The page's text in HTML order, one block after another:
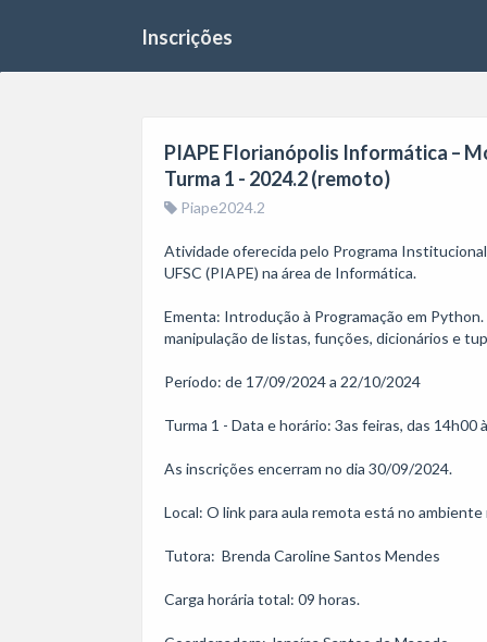
Inscrições
PIAPE Florianópolis Informática –
Turma 1 - 2024.2 (remoto)
Piape2024.2
Atividade oferecida pelo Programa
UFSC (PIAPE) na área de Informática.
Ementa: Introdução à Programação em
manipulação de listas, funções, dicionários e
Período: de 17/09/2024 a 22/10/2024
Turma 1 - Data e horário: 3as feiras, das 14h00
As inscrições encerram no dia 30/09/2024.
Local: O link para aula remota está no
Tutora:  Brenda Caroline Santos Mendes
Carga horária total: 09 horas.